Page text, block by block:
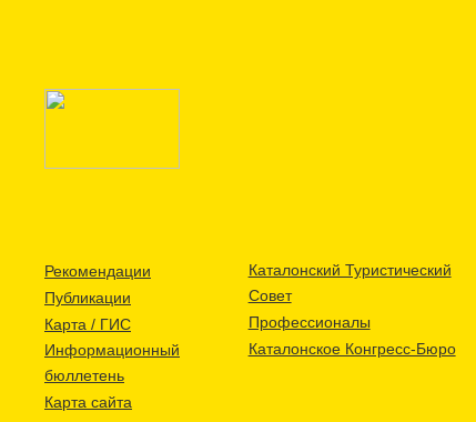
Рекомендации
Публикации
Карта / ГИС
Информационный
бюллетень
Карта сайта
Каталонский Туристический
Совет
Профессионалы
Каталонское Конгресс-Бюро